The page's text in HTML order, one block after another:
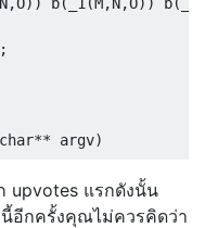
argv)
* MMMCMXCIX);
upvotes แรกดังนั้น
อีกครั้งคุณไม่ควรคิดว่า